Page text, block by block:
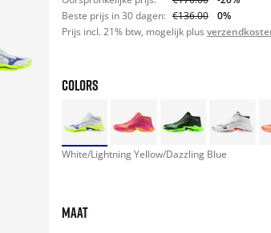
Beste prijs in 30 dagen: €136.00
0%
Prijs incl. 21% btw, mogelijk plus
COLORS
White/Lightning Yellow/Dazzling Blue
MAAT